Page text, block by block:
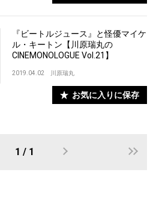
『ビートルジュース』と怪優マイケ
ル・キートン【川原瑞丸の
CINEMONOLOGUE Vol.21】
2019.04.02 川原瑞丸
お気に入りに保存
1 / 1